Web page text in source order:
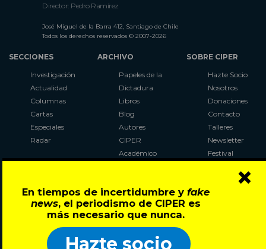
En tiempos de incertidumbre y fake
news, el periodismo de CIPER es
más necesario que nunca.
Hazte socio
×
Director: Pedro Ramírez
José Miguel de la Barra 412, Santiago de Chile
Todos los derechos reservados © 2007-2026
SECCIONES
Investigación
Actualidad
Columnas
Cartas
Especiales
Radar
ARCHIVO
Papeles de la
Dictadura
Libros
Blog
Autores
CIPER
Académico
Al Plebiscito
con CIPER
SOBRE CIPER
Hazte Socio
Nosotros
Donaciones
Contacto
Talleres
Newsletter
Festival